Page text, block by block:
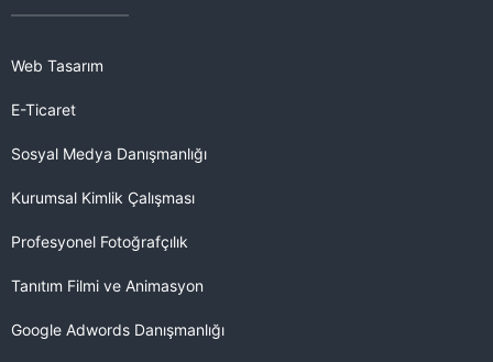
Web Tasarım
E-Ticaret
Sosyal Medya Danışmanlığı
Kurumsal Kimlik Çalışması
Profesyonel Fotoğrafçılık
Tanıtım Filmi ve Animasyon
Google Adwords Danışmanlığı